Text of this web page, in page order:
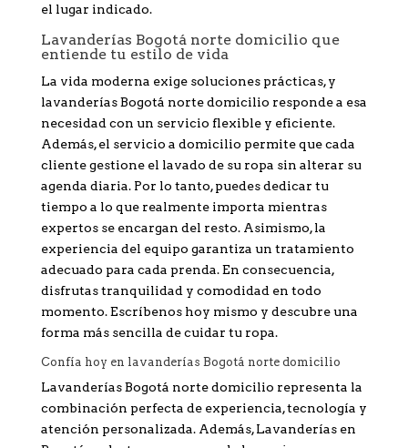
el lugar indicado.
Lavanderías Bogotá norte domicilio que
entiende tu estilo de vida
La vida moderna exige soluciones prácticas, y
lavanderías Bogotá norte domicilio responde a esa
necesidad con un servicio flexible y eficiente.
Además, el servicio a domicilio permite que cada
cliente gestione el lavado de su ropa sin alterar su
agenda diaria. Por lo tanto, puedes dedicar tu
tiempo a lo que realmente importa mientras
expertos se encargan del resto. Asimismo, la
experiencia del equipo garantiza un tratamiento
adecuado para cada prenda. En consecuencia,
disfrutas tranquilidad y comodidad en todo
momento. Escríbenos hoy mismo y descubre una
forma más sencilla de cuidar tu ropa.
Confía hoy en lavanderías Bogotá norte domicilio
Lavanderías Bogotá norte domicilio representa la
combinación perfecta de experiencia, tecnología y
atención personalizada. Además, Lavanderías en